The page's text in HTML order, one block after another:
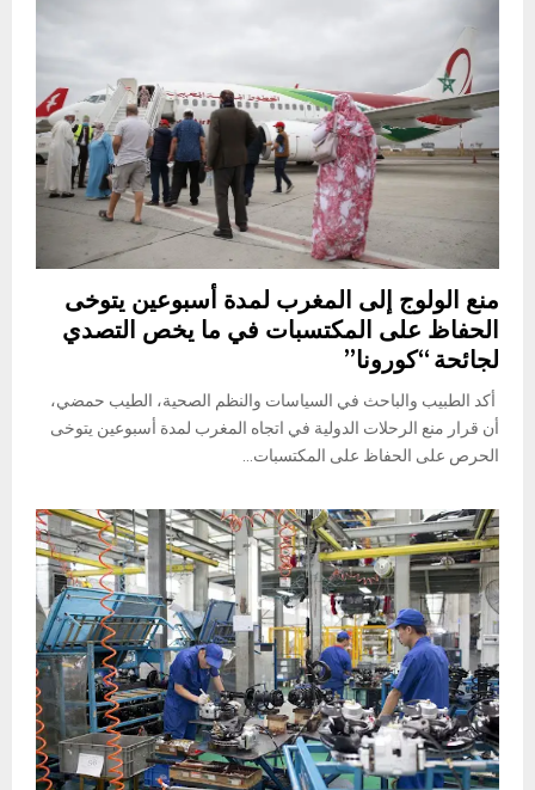
منع الولوج إلى المغرب لمدة أسبوعين يتوخى
الحفاظ على المكتسبات في ما يخص التصدي
لجائحة “كورونا”
أكد الطبيب والباحث في السياسات والنظم الصحية، الطيب حمضي،
أن قرار منع الرحلات الدولية في اتجاه المغرب لمدة أسبوعين يتوخى
الحرص على الحفاظ على المكتسبات...